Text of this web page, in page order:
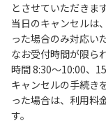
予約いただいた方
基本的に、テント
管理棟にてチェッ
時前にお越しの方
続きを行ってくだ
手続きを行ってく
４、車両は、荷物
ださい。
とさせていただきます
当日のキャンセルは
った場合のみ対応い
なお受付時間が限ら
時間 8:30～10:00、
キャンセルの手続き
った場合は、利用料
す。